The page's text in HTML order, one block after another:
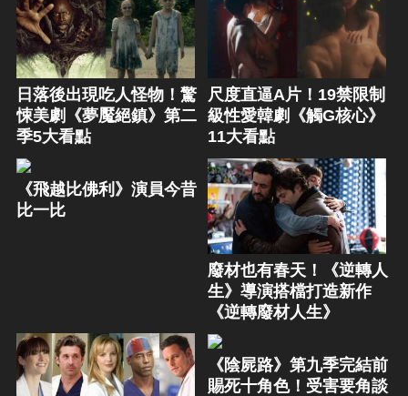
日落後出現吃人怪物！驚
悚美劇《夢魘絕鎮》第二
季5大看點
尺度直逼A片！19禁限制
級性愛韓劇《觸G核心》
11大看點
《飛越比佛利》演員今昔
比一比
廢材也有春天！《逆轉人
生》導演搭檔打造新作
《逆轉廢材人生》
《陰屍路》第九季完結前
賜死十角色！受害要角談